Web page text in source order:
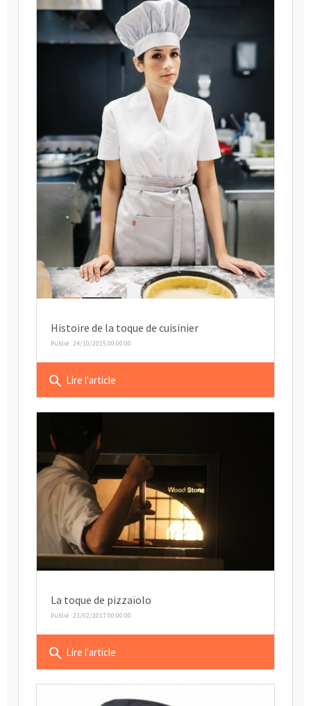
Histoire de la toque de cuisinier
Publié : 24/10/2015 00:00:00
search Lire l'article
La toque de pizzaïolo
Publié : 23/02/2017 00:00:00
search Lire l'article